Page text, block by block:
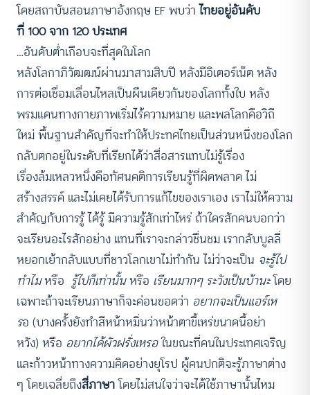
โดยสถาบันสอนภาษาอังกฤษ EF พบว่าไทยอยู่อันดับ
ที่ 100 จาก 120 ประเทศ
…อันดับต่ำเกือบจะที่สุดในโลก
หลังโลกาภิวัฒฒน์ผ่านมาสามสิบปี หลังมีอิเตอร์เน็ต หลัง
การต่อเชื่อมเลื่อนไหลเป็นผืนเดียวกันของโลกทั้งใบ หลัง
พรมแดนทางกายภาพเริ่มไร้ความหมาย และพลโลกคือวิถี
ใหม่ พื้นฐานสำคัญที่จะทำให้ประทศไทยเป็นส่วนหนึ่งของโลก
กลับตกอยู่ในระดับที่เรียกได้ว่าสื่อสารแทบไม่รู้เรื่อง
เรื่องล้มเหลวหนึ่งคือทัศนคติการเรียนรู้ที่ผิดพลาด ไม่
สร้างสรรค์ และไม่เคยได้รับการแก้ไขของเราเอง เราไม่ให้ความ
สำคัญกับการรู้ ได้รู้ มีความรู้สักเท่าไหร่ ถ้าใครสักคนบอกว่า
จะเรียนอะไรสักอย่าง แทนที่เราจะกล่าวชื่นชม เรากลับบูลลี่
หยอกเย้ากลับแบบที่ชาวโลกเขาไม่ทำกัน ไม่ว่าจะเป็น จะรู้ไป
ทำไมหรือ รู้ไปก็เท่านั้นหรือ เรียนมากๆ ระวังเป็นบ้านะโดย
เฉพาะถ้าจะเรียนภาษาก็จะค่อนขอดว่า อยากจะเป็นแอร์เห
รอ (บางครั้งยังทำสีหน้าหมิ่นว่าหน้าตาขี้เหร่ขนาดนี้อย่า
หวัง) หรือ อยากได้ผัวฝรั่งเหรอในขณะที่คนในประเทศเจริญ
และก้าวหน้าทางความคิดอย่างยุโรป ผู้คนปกติจะรู้ภาษาต่าง
ๆ โดยเฉลี่ยถึงสี่ภาษาโดยไม่สนใจว่าจะได้ใช้ภาษานั้นไหม